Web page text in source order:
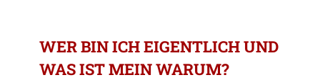
WER BIN ICH EIGENTLICH UND
WAS IST MEIN WARUM?